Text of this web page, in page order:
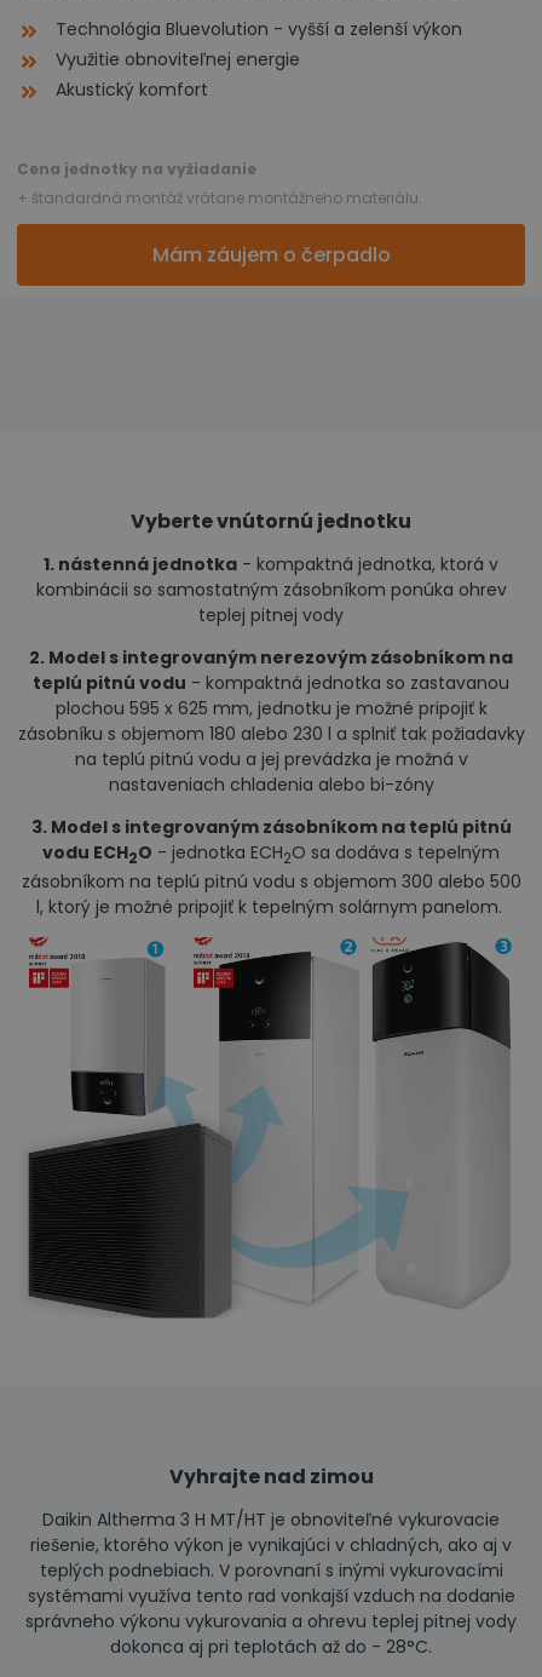
Technológia Bluevolution - vyšší a zelenší výkon
Využitie obnoviteľnej energie
Akustický komfort
Cena jednotky na vyžiadanie
+ štandardná montáž vrátane montážneho materiálu.
Mám záujem o čerpadlo
Vyberte vnútornú jednotku
1. nástenná jednotka - kompaktná jednotka, ktorá v
kombinácii so samostatným zásobníkom ponúka ohrev
teplej pitnej vody
2. Model s integrovaným nerezovým zásobníkom na
teplú pitnú vodu - kompaktná jednotka so zastavanou
plochou 595 x 625 mm, jednotku je možné pripojiť k
zásobníku s objemom 180 alebo 230 l a splniť tak požiadavky
na teplú pitnú vodu a jej prevádzka je možná v
nastaveniach chladenia alebo bi-zóny
3. Model s integrovaným zásobníkom na teplú pitnú
vodu ECH2O - jednotka ECH2O sa dodáva s tepelným
zásobníkom na teplú pitnú vodu s objemom 300 alebo 500
l, ktorý je možné pripojiť k tepelným solárnym panelom.
Vyhrajte nad zimou
Daikin Altherma 3 H MT/HT je obnoviteľné vykurovacie
riešenie, ktorého výkon je vynikajúci v chladných, ako aj v
teplých podnebiach. V porovnaní s inými vykurovacími
systémami využíva tento rad vonkajší vzduch na dodanie
správneho výkonu vykurovania a ohrevu teplej pitnej vody
dokonca aj pri teplotách až do - 28°C.